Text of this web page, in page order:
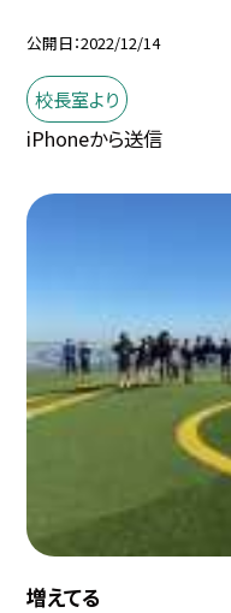
公開日 2022/12/14
校長室より
iPhoneから送信
増えてる